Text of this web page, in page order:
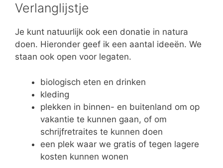
Verlanglijstje
Je kunt natuurlijk ook een donatie in natura
doen. Hieronder geef ik een aantal ideeën. We
staan ook open voor legaten.
biologisch eten en drinken
kleding
plekken in binnen- en buitenland om op
vakantie te kunnen gaan, of om
schrijfretraites te kunnen doen
een plek waar we gratis of tegen lagere
kosten kunnen wonen